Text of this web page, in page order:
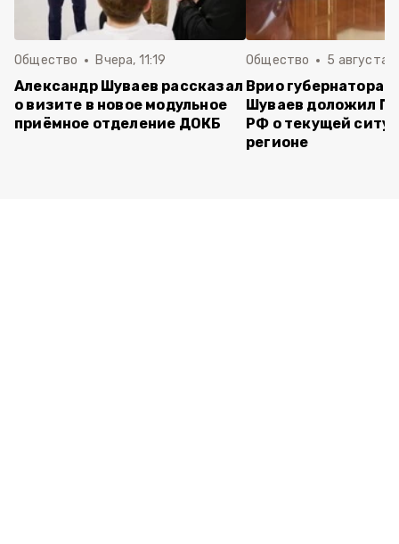
Общество Вчера, 11:19
Александр Шуваев рассказал
о визите в новое модульное
приёмное отделение ДОКБ
Общество 5 августа ,
Врио губернатора
Шуваев доложил
РФ о текущей
регионе